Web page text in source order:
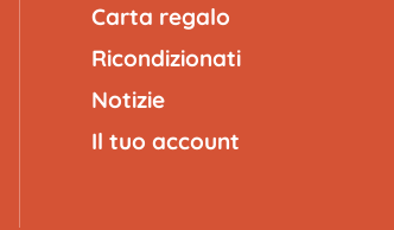
Carta regalo
Ricondizionati
Notizie
Il tuo account